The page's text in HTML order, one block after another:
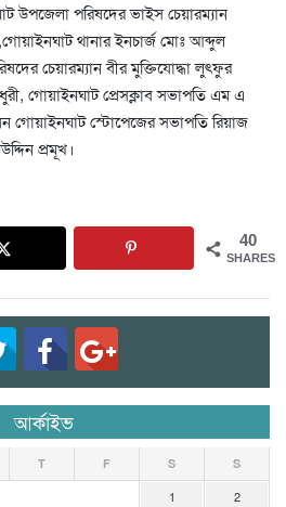
উপজেলা পরিষদের ভাইস চেয়ারম্যান
থানার ইনচার্জ মোঃ আব্দুল
চেয়ারম্যান বীর মুক্তিযোদ্ধা লুৎফুর
গোয়াইনঘাট প্রেসক্লাব সভাপতি এম এ
গোয়াইনঘাট স্টোপেজের সভাপতি রিয়াজ
প্রমূখ।
40
SHARES
আর্কাইভ
T F S S
1
2